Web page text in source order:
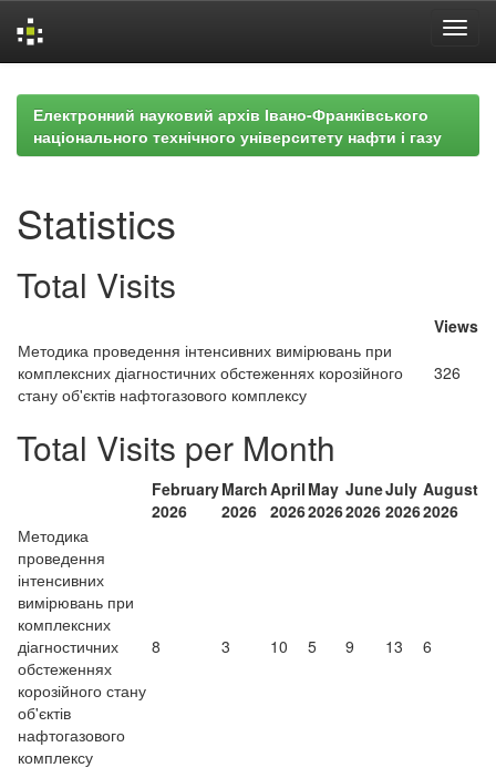
navigationЕлектронний науковий архів Івано-Франківського
національного технічного університету нафти і газу
Statistics
Total Visits
Views
Методика проведення інтенсивних вимірювань при
комплексних діагностичних обстеженнях корозійного
стану об'єктів нафтогазового комплексу
326
Total Visits per Month
February
2026
March
2026
April
2026
May
2026
June
2026
July
2026
August
2026
Методика
проведення
інтенсивних
вимірювань при
комплексних
діагностичних
обстеженнях
корозійного стану
об'єктів
нафтогазового
комплексу
8 3 10 5 9 13 6